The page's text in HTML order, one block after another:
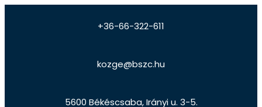
+36-66-322-611
kozge@bszc.hu
5600 Békéscsaba, Irányi u. 3-5.